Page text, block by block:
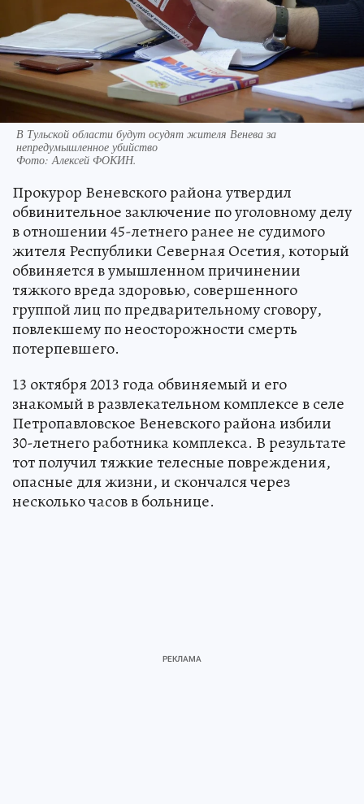
В Тульской области будут осудят жителя Венева за
непредумышленное убийство
Фото: Алексей ФОКИН.
Прокурор Веневского района утвердил
обвинительное заключение по уголовному делу
в отношении 45-летнего ранее не судимого
жителя Республики Северная Осетия, который
обвиняется в умышленном причинении
тяжкого вреда здоровью, совершенного
группой лиц по предварительному сговору,
повлекшему по неосторожности смерть
потерпевшего.
13 октября 2013 года обвиняемый и его
знакомый в развлекательном комплексе в селе
Петропавловское Веневского района избили
30-летнего работника комплекса. В результате
тот получил тяжкие телесные повреждения,
опасные для жизни, и скончался через
несколько часов в больнице.